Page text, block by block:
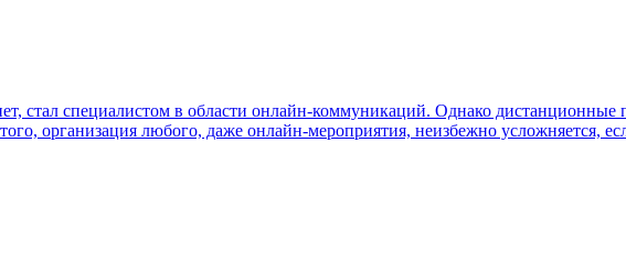
стал специалистом в области онлайн-коммуникаций. Однако дистанционные
организация любого, даже онлайн-мероприятия, неизбежно усложняется,